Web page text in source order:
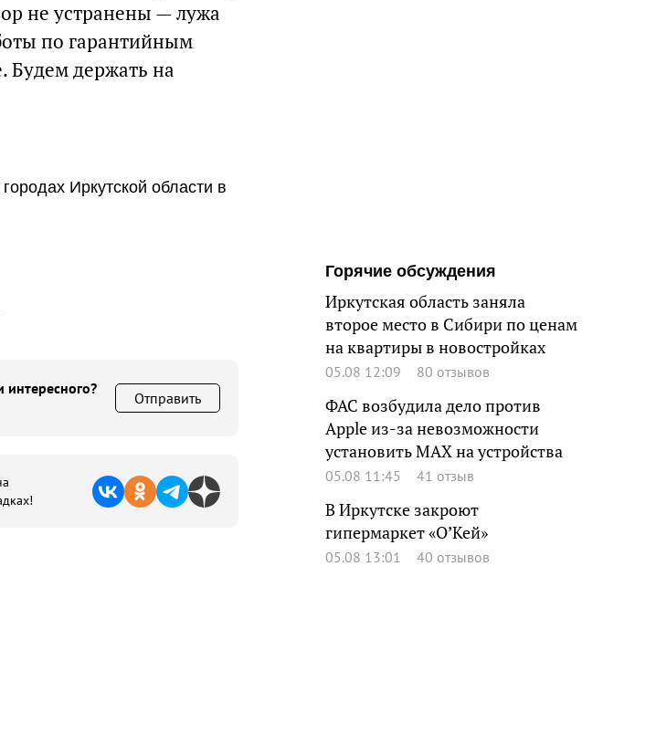
не устранены — лужа
по гарантийным
Будем держать на
Иркутской области в
интересного?
Отправить
Горячие обсуждения
Иркутская область заняла
второе место в Сибири по ценам
на квартиры в новостройках
05.08 12:09 80 отзывов
ФАС возбудила дело против
Apple из-за невозможности
установить MAX на устройства
05.08 11:45 41 отзыв
В Иркутске закроют
гипермаркет «О’Кей»
05.08 13:01 40 отзывов